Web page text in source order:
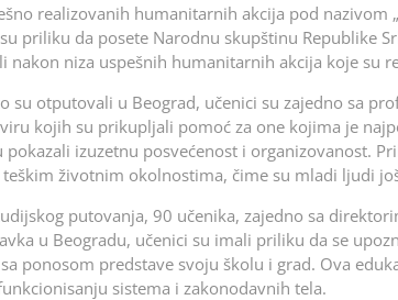
realizovanih humanitarnih akcija pod nazivom
priliku da posete Narodnu skupštinu Republike
nakon niza uspešnih humanitarnih akcija koje su
su otputovali u Beograd, učenici su zajedno sa
kojih su prikupljali pomoć za one kojima je
pokazali izuzetnu posvećenost i organizovanost.
teškim životnim okolnostima, čime su mladi ljudi
putovanja, 90 učenika, zajedno sa
u Beogradu, učenici su imali priliku da se
ponosom predstave svoju školu i grad. Ova
sistema i zakonodavnih tela.